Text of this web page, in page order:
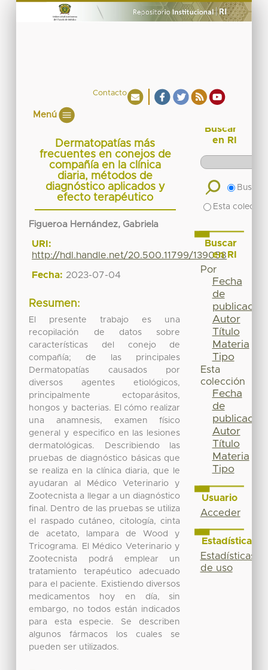
Contacto
Menú
Dermatopatías más
frecuentes en conejos de
compañía en la clínica
diaria, métodos de
diagnóstico aplicados y
efecto terapéutico
Figueroa Hernández, Gabriela
URI:
http://hdl.handle.net/20.500.11799/139058
Fecha: 2023-07-04
Resumen:
El presente trabajo es una
recopilación de datos sobre
características del conejo de
compañía; de las principales
Dermatopatías causados por
diversos agentes etiológicos,
principalmente ectoparásitos,
hongos y bacterias. El cómo realizar
una anamnesis, examen físico
general y especifico en las lesiones
dermatológicas. Describiendo las
pruebas de diagnóstico básicas que
se realiza en la clínica diaria, que le
ayudaran al Médico Veterinario y
Zootecnista a llegar a un diagnóstico
final. Dentro de las pruebas se utiliza
el raspado cutáneo, citología, cinta
de acetato, lampara de Wood y
Tricograma. El Médico Veterinario y
Zootecnista podrá emplear un
tratamiento terapéutico adecuado
para el paciente. Existiendo diversos
medicamentos hoy en día, sin
embargo, no todos están indicados
para esta especie. Se describen
algunos fármacos los cuales se
pueden ser utilizados.
Buscar
en RI
Buscar
Esta
Buscar
en RI
Por
Fecha
de
publicación
Autor
Título
Materia
Tipo
Esta
colección
Fecha
de
publicación
Autor
Título
Materia
Tipo
Usuario
Acceder
Estadísticas
Estadísticas
de uso